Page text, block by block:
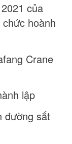
của
hoành
Crane
lập
đường sắt